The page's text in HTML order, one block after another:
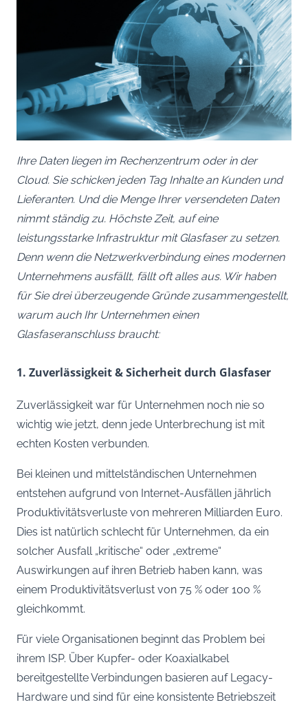
Ihre Daten liegen im Rechenzentrum oder in der
Cloud. Sie schicken jeden Tag Inhalte an Kunden und
Lieferanten. Und die Menge Ihrer versendeten Daten
nimmt ständig zu. Höchste Zeit, auf eine
leistungsstarke Infrastruktur mit Glasfaser zu setzen.
Denn wenn die Netzwerkverbindung eines modernen
Unternehmens ausfällt, fällt oft alles aus. Wir haben
für Sie drei überzeugende Gründe zusammengestellt,
warum auch Ihr Unternehmen einen
Glasfaseranschluss braucht:
1. Zuverlässigkeit & Sicherheit durch Glasfaser
Zuverlässigkeit war für Unternehmen noch nie so
wichtig wie jetzt, denn jede Unterbrechung ist mit
echten Kosten verbunden.
Bei kleinen und mittelständischen Unternehmen
entstehen aufgrund von Internet-Ausfällen jährlich
Produktivitätsverluste von mehreren Milliarden Euro.
Dies ist natürlich schlecht für Unternehmen, da ein
solcher Ausfall „kritische“ oder „extreme“
Auswirkungen auf ihren Betrieb haben kann, was
einem Produktivitätsverlust von 75 % oder 100 %
gleichkommt.
Für viele Organisationen beginnt das Problem bei
ihrem ISP. Über Kupfer- oder Koaxialkabel
bereitgestellte Verbindungen basieren auf Legacy-
Hardware und sind für eine konsistente Betriebszeit